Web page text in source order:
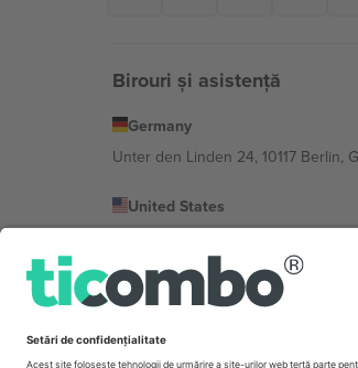
Birouri și asistență
Germany
Unter den Linden 24, 10117 Berlin,
United States
Bulgaria